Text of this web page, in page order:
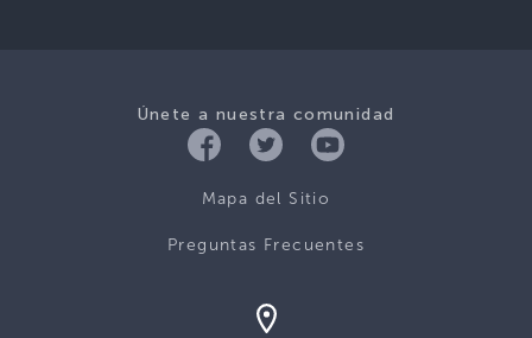
Únete a nuestra comunidad
Mapa del Sitio
Preguntas Frecuentes